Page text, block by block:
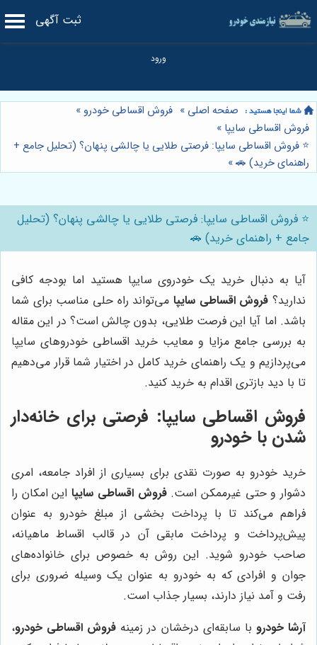
ثبت آگهی
صفحه اصلی » فروش اقساطی خودرو »
فروش اقساطی سایپا »
⭐️ فروش اقساطی سایپا: فرصتی طلایی یا چالشی پنهان؟ (تحلیل جامع +
راهنمای خرید) 🚗»
⭐️ فروش اقساطی سایپا: فرصتی طلایی یا چالشی پنهان؟ (تحلیل
جامع + راهنمای خرید) 🚗
آیا به دنبال خرید یک خودروی سایپا هستید اما بودجه کافی
ندارید؟ فروش اقساطی سایپا می‌تواند راه حلی مناسب برای شما
باشد. اما آیا این فرصت طلایی، بدون چالش است؟ در این مقاله
به بررسی جامع مزایا و معایب خرید اقساطی خودروهای سایپا
می‌پردازیم و یک راهنمای خرید کامل در اختیار شما قرار می‌دهیم
تا با دید بازتری اقدام به خرید کنید.
فروش اقساطی سایپا: فرصتی برای خانه‌دار
شدن با خودرو
خرید خودرو به صورت نقدی برای بسیاری از افراد جامعه، امری
دشوار و حتی غیرممکن است.فروش اقساطی سایپااین امکان را
فراهم می‌کند تا با پرداخت بخشی از مبلغ خودرو به عنوان
پیش‌پرداخت و پرداخت مابقی آن در قالب اقساط ماهیانه،
صاحب خودرو شوید. این روش به خصوص برای خانواده‌های
جوان و افرادی که به خودرو به عنوان یک وسیله ضروری برای
رفت و آمد نیاز دارند، بسیار جذاب است.
آرشا خودرو با سابقه‌ای درخشان در زمینه فروش اقساطی خودرو،